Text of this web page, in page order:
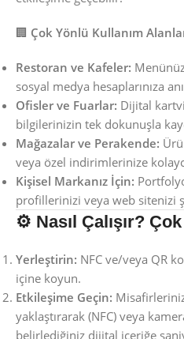
🏢 Çok Yönlü Kullanım
Restoran ve Kafeler:
sosyal medya hesaplarınıza
Ofisler ve Fuarlar: Dijital
bilgilerinizin tek dokunuşla
Mağazalar ve Perakende:
veya özel indirimlerinize
Kişisel Markanız İçin:
profillerinizi veya web sitenizi
⚙️ Nasıl Çalışır?
Yerleştirin: NFC ve/veya QR
içine koyun.
Etkileşime Geçin:
yaklaştırarak (NFC) veya
belirlediğiniz dijital içeriğe